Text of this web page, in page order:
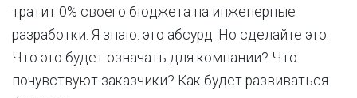
тратит 0% своего бюджета на инженерные
разработки. Я знаю: это абсурд. Но сделайте это.
Что это будет означать для компании? Что
почувствуют заказчики? Как будет развиваться